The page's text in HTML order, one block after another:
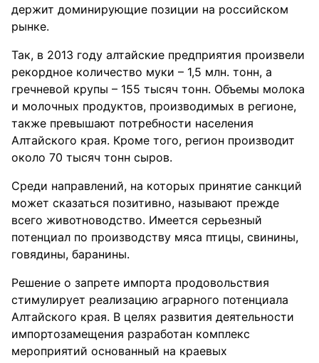
держит доминирующие позиции на российском
рынке.
Так, в 2013 году алтайские предприятия произвели
рекордное количество муки – 1,5 млн. тонн, а
гречневой крупы – 155 тысяч тонн. Объемы молока
и молочных продуктов, производимых в регионе,
также превышают потребности населения
Алтайского края. Кроме того, регион производит
около 70 тысяч тонн сыров.
Среди направлений, на которых принятие санкций
может сказаться позитивно, называют прежде
всего животноводство. Имеется серьезный
потенциал по производству мяса птицы, свинины,
говядины, баранины.
Решение о запрете импорта продовольствия
стимулирует реализацию аграрного потенциала
Алтайского края. В целях развития деятельности
импортозамещения разработан комплекс
мероприятий основанный на краевых